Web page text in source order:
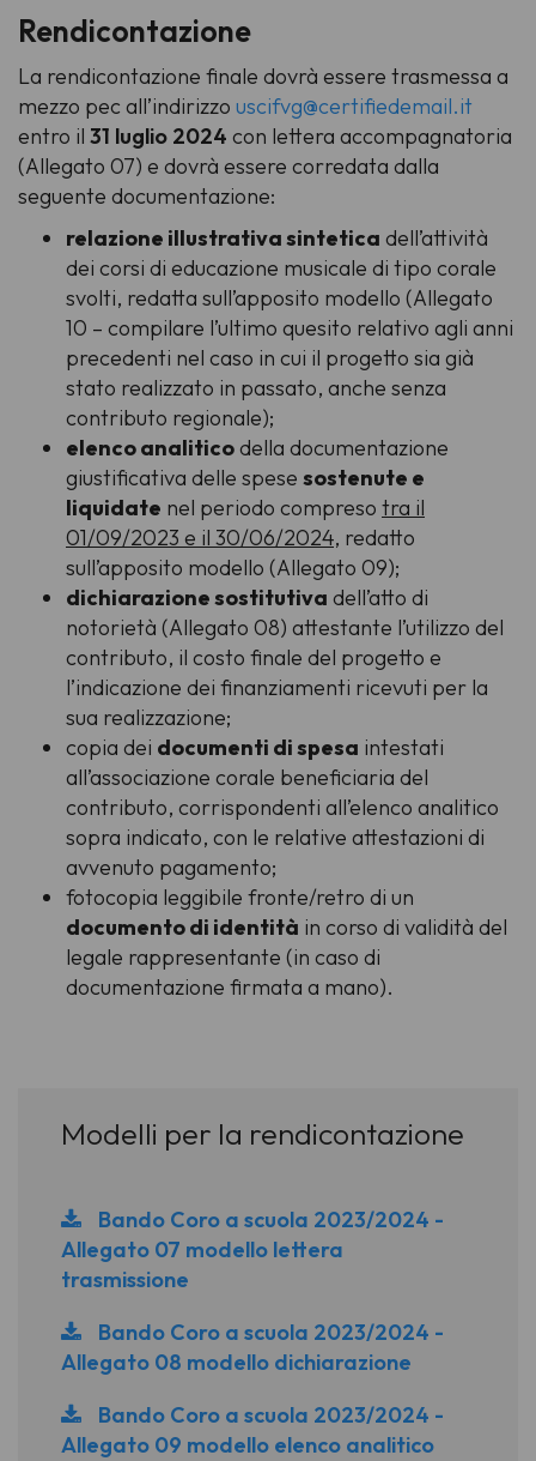
Rendicontazione
La rendicontazione finale dovrà essere trasmessa a
mezzo pec all’indirizzo uscifvg@certifiedemail.it
entro il 31 luglio 2024 con lettera accompagnatoria
(Allegato 07) e dovrà essere corredata dalla
seguente documentazione:
relazione illustrativa sintetica dell’attività
dei corsi di educazione musicale di tipo corale
svolti, redatta sull’apposito modello (Allegato
10 – compilare l’ultimo quesito relativo agli anni
precedenti nel caso in cui il progetto sia già
stato realizzato in passato, anche senza
contributo regionale);
elenco analiticodella documentazione
giustificativa delle spese sostenute e
liquidate nel periodo compreso tra il
01/09/2023 e il 30/06/2024, redatto
sull’apposito modello (Allegato 09);
dichiarazione sostitutiva dell’atto di
notorietà (Allegato 08) attestante l’utilizzo del
contributo, il costo finale del progetto e
l’indicazione dei finanziamenti ricevuti per la
sua realizzazione;
copia dei documenti di spesa intestati
all’associazione corale beneficiaria del
contributo, corrispondenti all’elenco analitico
sopra indicato, con le relative attestazioni di
avvenuto pagamento;
fotocopia leggibile fronte/retro di un
documento di identità in corso di validità del
legale rappresentante (in caso di
documentazione firmata a mano).
Modelli per la rendicontazione
Bando Coro a scuola 2023/2024 -
Allegato 07 modello lettera
trasmissione
Bando Coro a scuola 2023/2024 -
Allegato 08 modello dichiarazione
Bando Coro a scuola 2023/2024 -
Allegato 09 modello elenco analitico